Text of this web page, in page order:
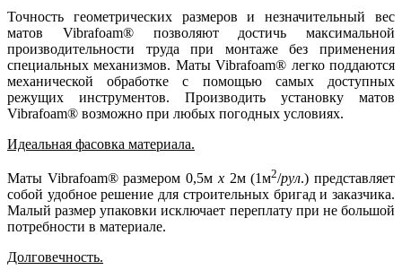
Точность геометрических размеров и незначительный вес
матов Vibrafoam® позволяют достичь максимальной
производительности труда при монтаже без применения
специальных механизмов. Маты Vibrafoam® легко поддаются
механической обработке с помощью самых доступных
режущих инструментов. Производить установку матов
Vibrafoam® возможно при любых погодных условиях.
Идеальная фасовка материала.
Маты Vibrafoam® размером 0,5м х2м (1м2/рул.) представляет
собой удобное решение для строительных бригад и заказчика.
Малый размер упаковки исключает переплату при не большой
потребности в материале.
Долговечность.